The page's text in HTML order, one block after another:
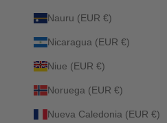
Nauru (EUR €)
Nicaragua (EUR €)
Niue (EUR €)
Noruega (EUR €)
Nueva Caledonia (EUR €)